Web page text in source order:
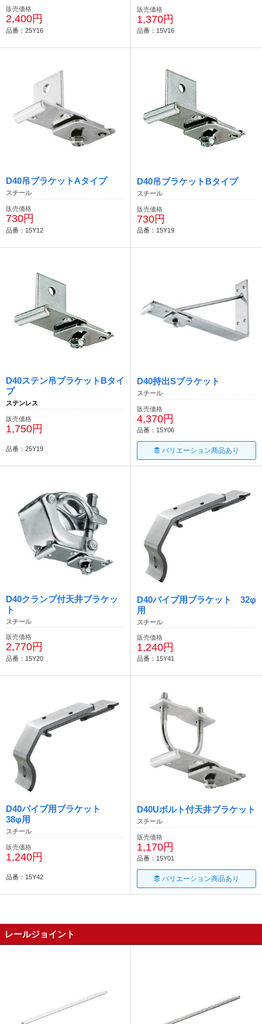
販売価格
2,400円
品番：25Y16
販売価格
1,370円
品番：15V16
D40吊ブラケットAタイプ
スチール
販売価格
730円
品番：15Y12
D40吊ブラケットBタイプ
スチール
販売価格
730円
品番：15Y19
D40ステン吊ブラケットBタイ
プ
ステンレス
販売価格
1,750円
品番：25Y19
D40持出Sブラケット
スチール
販売価格
4,370円
品番：15Y06
バリエーション商品あり
D40クランプ付天井ブラケッ
ト
スチール
販売価格
2,770円
品番：15Y20
D40パイプ用ブラケット 32φ
用
スチール
販売価格
1,240円
品番：15Y41
D40パイプ用ブラケット
38φ用
スチール
販売価格
1,240円
品番：15Y42
D40Uボルト付天井ブラケット
スチール
販売価格
1,170円
品番：15Y01
バリエーション商品あり
レールジョイント